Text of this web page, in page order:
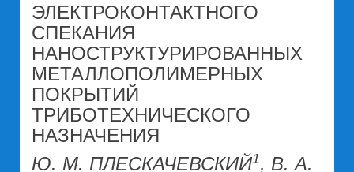
ЭЛЕКТРОКОНТАКТНОГО
СПЕКАНИЯ
НАНОСТРУКТУРИРОВАННЫХ
МЕТАЛЛОПОЛИМЕРНЫХ
ПОКРЫТИЙ
ТРИБОТЕХНИЧЕСКОГО
НАЗНАЧЕНИЯ
Ю. М. ПЛЕСКАЧЕВСКИЙ1, В. А.